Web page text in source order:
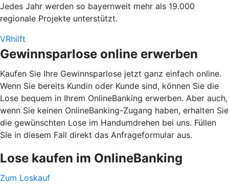
Jedes Jahr werden so bayernweit mehr als 19.000
regionale Projekte unterstützt.
VRhilft
Gewinnsparlose online erwerben
Kaufen Sie Ihre Gewinnsparlose jetzt ganz einfach online.
Wenn Sie bereits Kundin oder Kunde sind, können Sie die
Lose bequem in Ihrem OnlineBanking erwerben. Aber auch,
wenn Sie keinen OnlineBanking-Zugang haben, erhalten Sie
die gewünschten Lose im Handumdrehen bei uns. Füllen
Sie in diesem Fall direkt das Anfrageformular aus.
Lose kaufen im OnlineBanking
Zum Loskauf